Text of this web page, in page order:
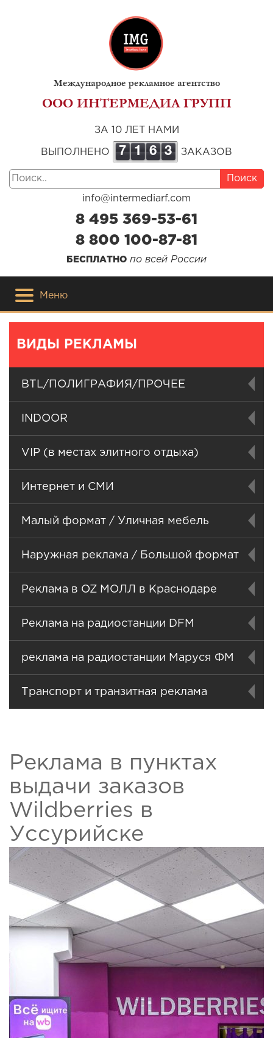
Международное рекламное агентство
ООО ИНТЕРМЕДИА ГРУПП
ЗА 10 ЛЕТ НАМИ
ВЫПОЛНЕНО 7 1 6 3 ЗАКАЗОВ
Поиск
info@intermediarf.com
8 495 369-53-61
8 800 100-87-81
БЕСПЛАТНО по всей России
Меню
ВИДЫ РЕКЛАМЫ
BTL/ПОЛИГРАФИЯ/ПРОЧЕЕ
INDOOR
VIP (в местах элитного отдыха)
Интернет и СМИ
Малый формат / Уличная мебель
Наружная реклама / Большой формат
Реклама в OZ МОЛЛ в Краснодаре
Реклама на радиостанции DFM
реклама на радиостанции Маруся ФМ
Транспорт и транзитная реклама
Реклама в пунктах
выдачи заказов
Wildberries в
Уссурийске